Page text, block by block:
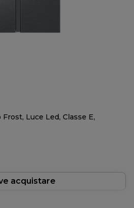
Luce Led, Classe E,
acquistare